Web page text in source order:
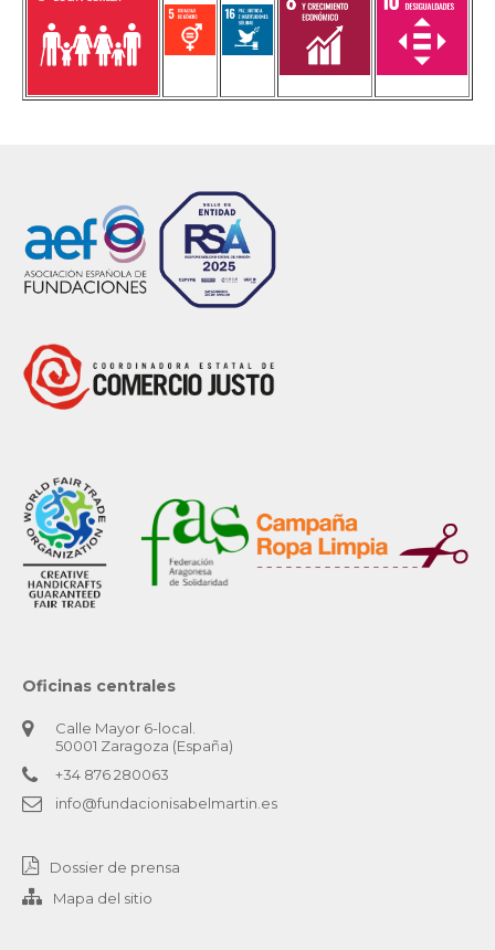
Oficinas centrales
Calle Mayor 6-local.
50001 Zaragoza (España)
+34 876 280063
info@fundacionisabelmartin.es
Dossier de prensa
Mapa del sitio